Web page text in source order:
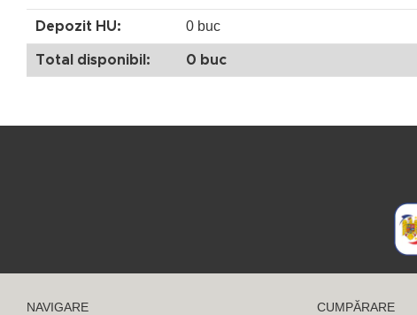
Depozit HU: 0 buc
Total disponibil: 0 buc
NAVIGARE CUMPĂRARE